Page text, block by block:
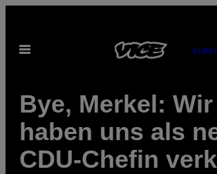
content
Open
Bye, Merkel: Wir
haben uns als
CDU-Chefin